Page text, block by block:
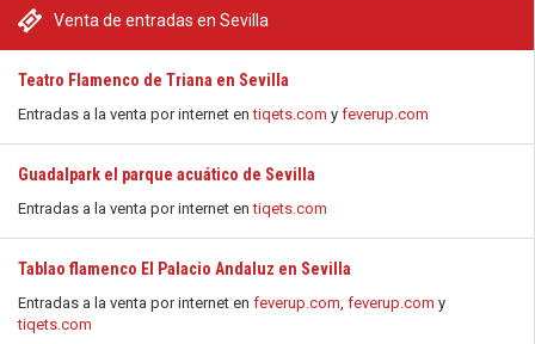
Venta de entradas en Sevilla
Teatro Flamenco de Triana en Sevilla
Entradas a la venta por internet entiqets.com y feverup.com
Guadalpark el parque acuático de Sevilla
Entradas a la venta por internet entiqets.com
Tablao flamenco El Palacio Andaluz en Sevilla
Entradas a la venta por internet en feverup.com, feverup.com y
tiqets.com